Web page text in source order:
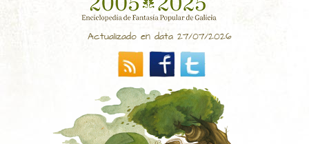
Actualizado en data 27/07/2026